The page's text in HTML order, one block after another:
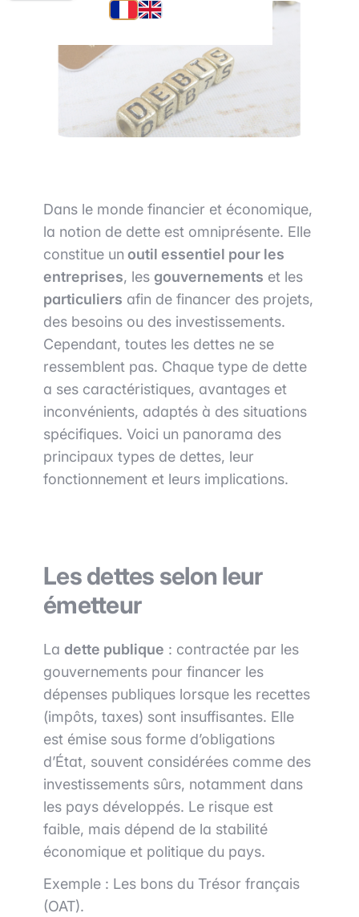
Dans le monde financier et économique,
la notion de dette est omniprésente. Elle
constitue un outil essentiel pour les
entreprises, les gouvernements et les
particuliers afin de financer des projets,
des besoins ou des investissements.
Cependant, toutes les dettes ne se
ressemblent pas. Chaque type de dette
a ses caractéristiques, avantages et
inconvénients, adaptés à des situations
spécifiques. Voici un panorama des
principaux types de dettes, leur
fonctionnement et leurs implications.
Les dettes selon leur
émetteur
La dette publique : contractée par les
gouvernements pour financer les
dépenses publiques lorsque les recettes
(impôts, taxes) sont insuffisantes. Elle
est émise sous forme d’obligations
d’État, souvent considérées comme des
investissements sûrs, notamment dans
les pays développés. Le risque est
faible, mais dépend de la stabilité
économique et politique du pays.
Exemple : Les bons du Trésor français
(OAT).